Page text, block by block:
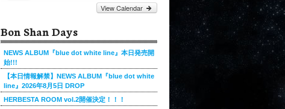
View Calendar
Bon Shan Days
NEWS ALBUM『blue dot white line』本日発売開
始!!!
【本日情報解禁】NEWS ALBUM『blue dot white
line』2026年8月5日 DROP
HERBESTA ROOM vol.2開催決定！！！